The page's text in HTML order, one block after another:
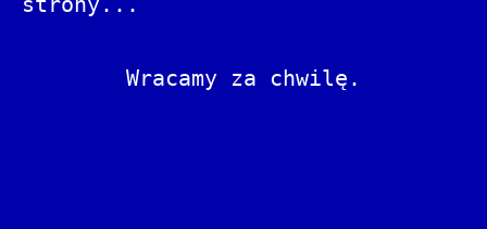
Wracamy za chwilę.